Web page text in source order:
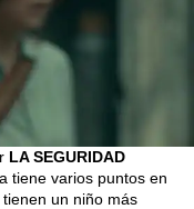
LA SEGURIDAD
tiene varios puntos en
un niño más